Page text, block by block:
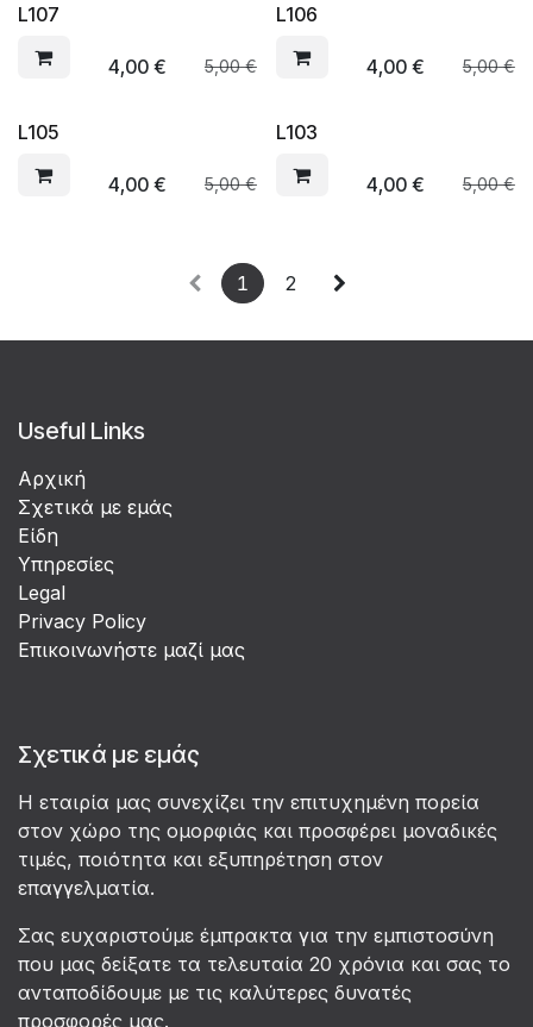
L107
4,00€ 5,00€
L106
4,00€ 5,00€
L105
4,00€ 5,00€
L103
4,00€ 5,00€
1 2
Useful Links
Αρχική
Σχετικά με εμάς
Είδη
Υπηρεσίες
Legal
Privacy Policy
Επικοινωνήστε μαζί μας
Σχετικά με εμάς
Η εταιρία μας συνεχίζει την επιτυχημένη πορεία
στον χώρο της ομορφιάς και προσφέρει μοναδικές
τιμές, ποιότητα και εξυπηρέτηση στον
επαγγελματία.
Σας ευχαριστούμε έμπρακτα για την εμπιστοσύνη
που μας δείξατε τα τελευταία 20 χρόνια και σας το
ανταποδίδουμε με τις καλύτερες δυνατές
προσφορές μας.